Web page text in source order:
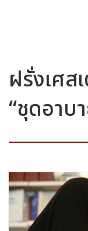
ฝรั่งเศส
“ชุดอาบ